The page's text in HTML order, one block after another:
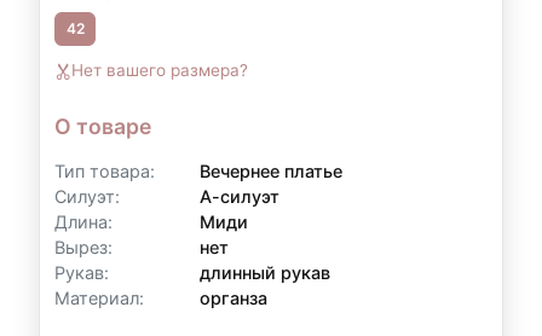
42
Нет вашего размера?
О товаре
Тип товара:
Вечернее платье
Силуэт:
А-силуэт
Длина:
Миди
Вырез:
нет
Рукав:
длинный рукав
Материал:
органза
Контакты для уточнения:
По всем вопросам, связанным с
оформлением рассрочки, вы можете
Телефон:
+7 (903) 718-28-15
WhatsApp:
+7 (903) 718-28-15
Режим работы:вт–вс: 11:00–20:00